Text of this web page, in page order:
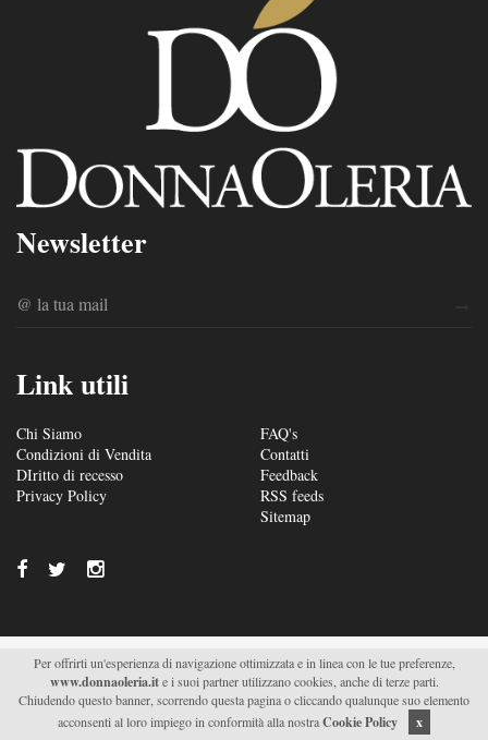
Newsletter
Link utili
Chi Siamo
Condizioni di Vendita
DIritto di recesso
Privacy Policy
FAQ's
Contatti
Feedback
RSS feeds
Sitemap
© 2026/2027 Soc. Agr. Donna Oleria s.r.l. - Via S. Fili –
C.da Saetta 19 – Monteroni di Lecce (LE) - P.IVA
04511470751 | Supported by Moviweb
Per offrirti un'esperienza di navigazione ottimizzata e in linea con le tue preferenze,
www.donnaoleria.ite i suoi partner utilizzano cookies, anche di terze parti.
Chiudendo questo banner, scorrendo questa pagina o cliccando qualunque suo elemento
acconsenti al loro impiego in conformità alla nostraCookie Policy